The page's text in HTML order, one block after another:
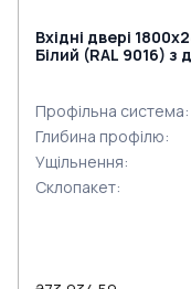
Вхідні двері
Білий (RAL 9016) з
Профільна система:
Глибина профілю:
Ущільнення:
Склопакет: